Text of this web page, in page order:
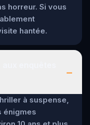
horreur. Si vous
hantée.
–
à suspense,
énigmes